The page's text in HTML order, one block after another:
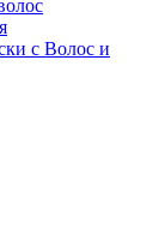
с Волос и